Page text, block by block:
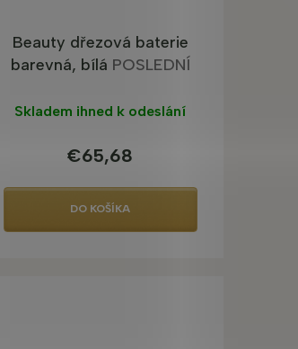
Beauty dřezová baterie
barevná, bílá POSLEDNÍ
Skladem ihned k odeslání
€65,68
DO KOŠÍKA